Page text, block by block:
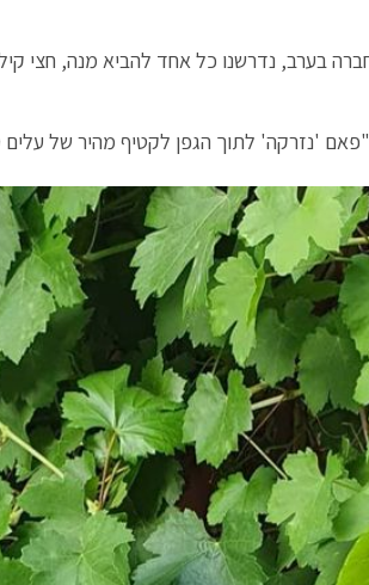
בערב, נדרשנו כל אחד להביא מנה, חצי
'נזרקה' לתוך הגפן לקטיף מהיר של עלים